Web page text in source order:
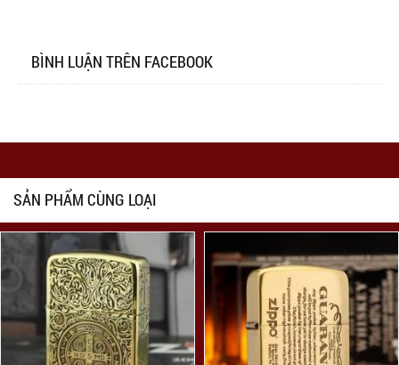
BÌNH LUẬN TRÊN FACEBOOK
SẢN PHẨM CÙNG LOẠI